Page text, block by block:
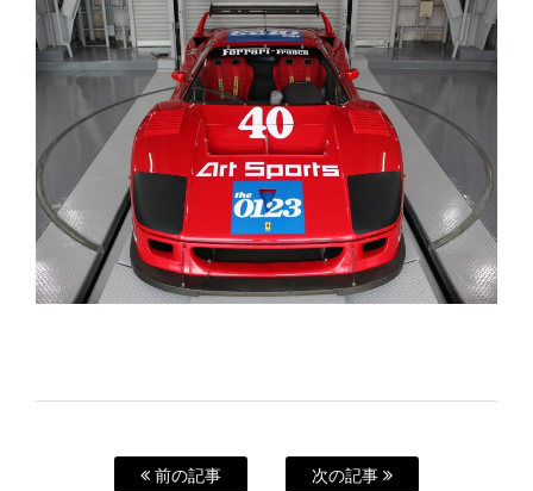
前の記事 次の記事